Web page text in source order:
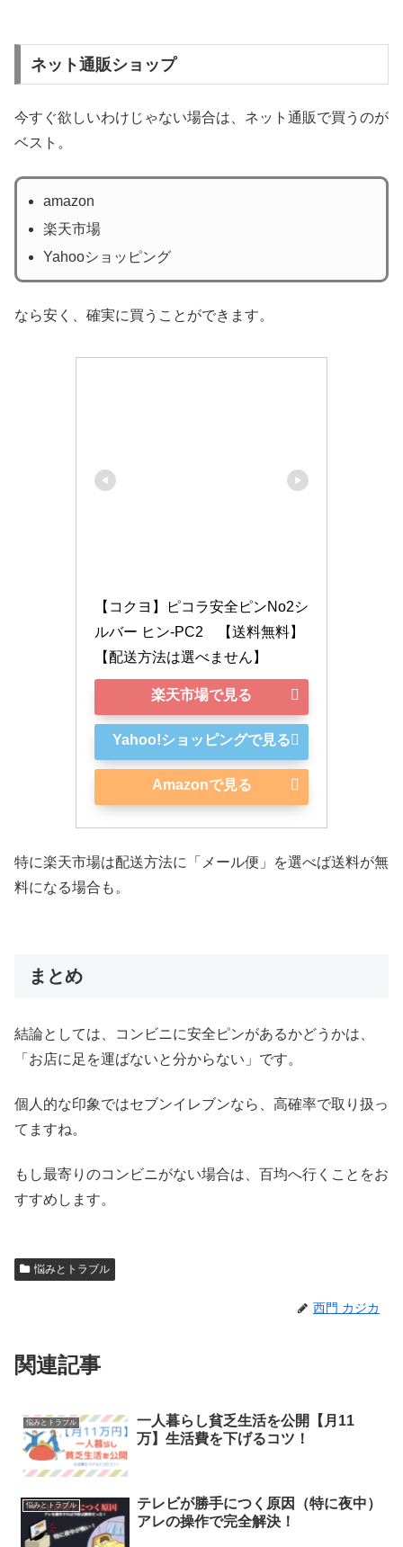
ネット通販ショップ
今すぐ欲しいわけじゃない場合は、ネット通販で買うのが
ベスト。
amazon
楽天市場
Yahooショッピング
なら安く、確実に買うことができます。
【コクヨ】ピコラ安全ピンNo2シ
ルバー ヒン-PC2　【送料無料】
【配送方法は選べません】
楽天市場で見る
Yahoo!ショッピングで見る
Amazonで見る
特に楽天市場は配送方法に「メール便」を選べば送料が無
料になる場合も。
まとめ
結論としては、コンビニに安全ピンがあるかどうかは、
「お店に足を運ばないと分からない」です。
個人的な印象ではセブンイレブンなら、高確率で取り扱っ
てますね。
もし最寄りのコンビニがない場合は、百均へ行くことをお
すすめします。
悩みとトラブル
西門 カジカ
関連記事
悩みとトラブル
一人暮らし貧乏生活を公開【月11
万】生活費を下げるコツ！
悩みとトラブル
テレビが勝手につく原因（特に夜中）
アレの操作で完全解決！